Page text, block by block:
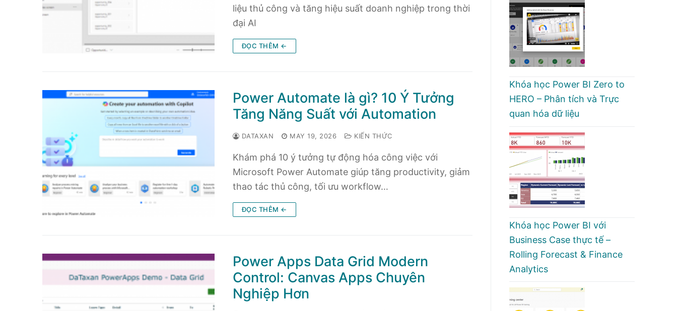
liệu thủ công và tăng hiệu suất doanh nghiệp trong thời
đại AI
ĐỌC THÊM ←
Power Automate là gì? 10 Ý Tưởng
Tăng Năng Suất với Automation
DATAXAN MAY 19, 2026 KIẾN THỨC
Khám phá 10 ý tưởng tự động hóa công việc với
Microsoft Power Automate giúp tăng productivity, giảm
thao tác thủ công, tối ưu workflow…
ĐỌC THÊM ←
Power Apps Data Grid Modern
Control: Canvas Apps Chuyên
Nghiệp Hơn
Khóa học Power BI Zero to
HERO – Phân tích và Trực
quan hóa dữ liệu
Khóa học Power BI với
Business Case thực tế –
Rolling Forecast & Finance
Analytics